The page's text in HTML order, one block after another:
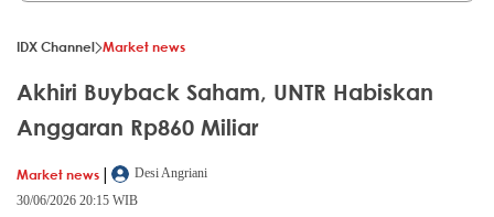
IDX Channel Market news
Akhiri Buyback Saham, UNTR Habiskan
Anggaran Rp860 Miliar
Market news |
Desi Angriani
30/06/2026 20:15 WIB